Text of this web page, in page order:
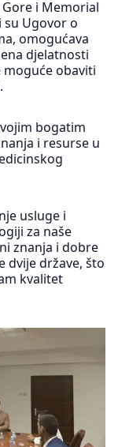
i Memorial
Ugovor o
omogućava
djelatnosti
obaviti
bogatim
i resurse u
usluge i
za naše
znanja i dobre
dvije države, što
kvalitet